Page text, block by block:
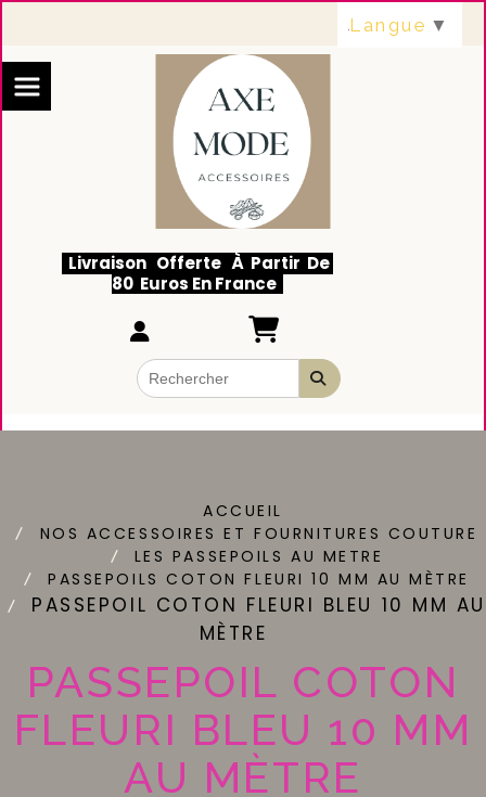
Livraison Offerte À Partir De
80 Euros En France
ACCUEIL
NOS ACCESSOIRES ET FOURNITURES COUTURE
LES PASSEPOILS AU METRE
PASSEPOILS COTON FLEURI 10 MM AU MÈTRE
PASSEPOIL COTON FLEURI BLEU 10 MM AU
MÈTRE
PASSEPOIL COTON
FLEURI BLEU 10 MM
AU MÈTRE
Langue ▼
Panneau de gestion des cookies